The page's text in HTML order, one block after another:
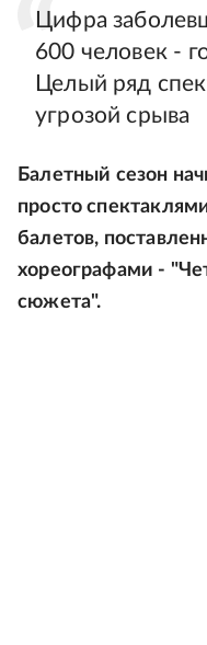
Цифра
600 человек -
Целый ряд
угрозой срыва
Балетный сезон
просто
балетов,
хореографами -
сюжета".